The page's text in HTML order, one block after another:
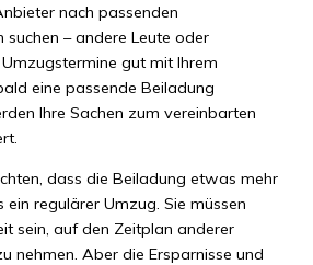
nach passenden
– andere Leute oder
gut mit Ihrem
eine passende Beiladung
Ihre Sachen zum vereinbarten
dass die Beiladung etwas mehr
regulärer Umzug. Sie müssen
sein, auf den Zeitplan anderer
nehmen. Aber die Ersparnisse und